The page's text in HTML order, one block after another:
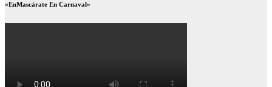
«EnMascárate En Carnaval»